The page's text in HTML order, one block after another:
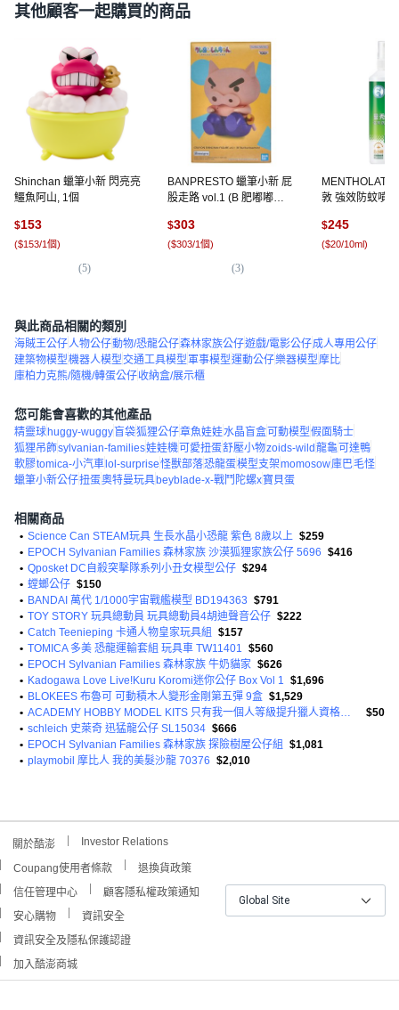
其他顧客一起購買的商品
Shinchan 蠟筆小新 閃亮亮
鱷魚阿山, 1個
$153
($153/1個)
(5)
BANPRESTO 蠟筆小新 屁
股走路 vol.1 (B 肥嘟嘟左
$303
($303/1個)
(3)
敦 強效防蚊噴
$245
($20/10ml)
與此商品相關的類別
海賊王公仔人物公仔動物/恐龍公仔森林家族公仔遊戲/電影公仔成人專用公仔
建築物模型機器人模型交通工具模型軍事模型運動公仔樂器模型摩比
庫柏力克熊/隨機/轉蛋公仔收納盒/展示櫃
您可能會喜歡的其他產品
精靈球 huggy-wuggy 盲袋狐狸公仔章魚娃娃水晶盲盒 可動模型假面騎士
狐狸吊飾sylvanian-families娃娃機 可愛扭蛋舒壓小物zoids-wild 龍龜 可達鴨
軟膠tomica-小汽車 lol-surprise怪獸部落恐龍蛋模型支架momosow庫巴毛怪
蠟筆小新公仔扭蛋奧特曼玩具beyblade-x-戰鬥陀螺x寶貝蛋
相關商品
• Science Can STEAM玩具 生長水晶小恐龍 紫色 8歲以上 $259
• EPOCH Sylvanian Families 森林家族 沙漠狐狸家族公仔 5696 $416
• Qposket DC自殺突擊隊系列小丑女模型公仔 $294
• 螳螂公仔 $150
• BANDAI 萬代 1/1000宇宙戰艦模型 BD194363 $791
• TOY STORY 玩具總動員 玩具總動員4胡迪聲音公仔 $222
• Catch Teenieping 卡通人物皇家玩具組
$157
• TOMICA 多美 恐龍運輸套組 玩具車 TW11401 $560
• EPOCH Sylvanian Families 森林家族 牛奶貓家 $626
• Kadogawa Love Live!Kuru Koromi迷你公仔 Box Vol 1 $1,696
• BLOKEES 布魯可 可動積木人變形金剛第五彈 9盒 $1,529
•
ACADEMY HOBBY MODEL KITS 只有我一個人等級提升獵人資格證卡
$50
• schleich 史萊奇 迅猛龍公仔 SL15034 $666
• EPOCH Sylvanian Families 森林家族 探險樹屋公仔組
$1,081
• playmobil 摩比人 我的美髮沙龍 70376 $2,010
關於酷澎 Investor Relations
Coupang使用者條款
退換貨政策
信任管理中心
顧客隱私權政策通知
安心購物
資訊安全
資訊安全及隱私保護認證
加入酷澎商城
Global Site